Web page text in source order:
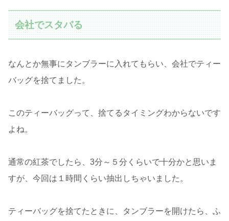
会社でスタバる
なんとか無事にタンブラーに入れてもらい、会社でティー
バッグを捨てました。
このティーバッグって、捨てるタイミングわからないです
よね。
通常の紅茶でしたら、3分～５分くらいで十分かと思いま
すが、今回は１時間くらい抽出しちゃいました。
ティーバッグを捨てたときに、タンブラーを開けたら、ふ